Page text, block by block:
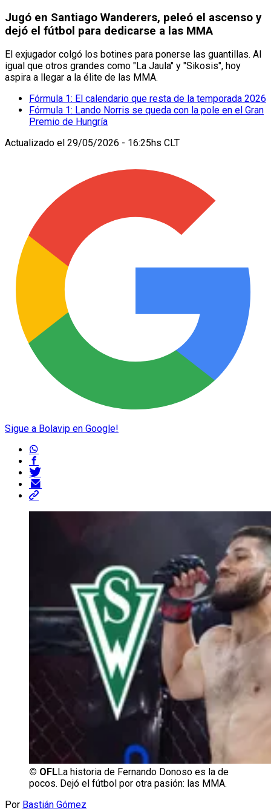
Jugó en Santiago Wanderers, peleó el ascenso y
dejó el fútbol para dedicarse a las MMA
El exjugador colgó los botines para ponerse las guantillas. Al
igual que otros grandes como "La Jaula" y "Sikosis", hoy
aspira a llegar a la élite de las MMA.
Fórmula 1: El calendario que resta de la temporada 2026
Fórmula 1: Lando Norris se queda con la pole en el Gran
Premio de Hungría
Actualizado el 29/05/2026 - 16:25hs CLT
Sigue a Bolavip en Google!
© OFLLa historia de Fernando Donoso es la de
pocos. Dejó el fútbol por otra pasión: las MMA.
Por Bastián Gómez